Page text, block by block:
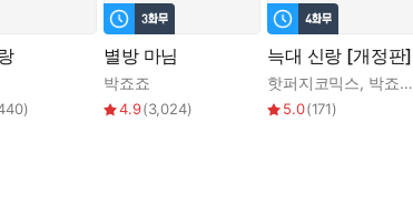
)
별방 마님
박죠죠
4.9(3,024)
늑대 신랑 [개정판]
핫퍼지코믹스, 박죠죠
5.0(171)